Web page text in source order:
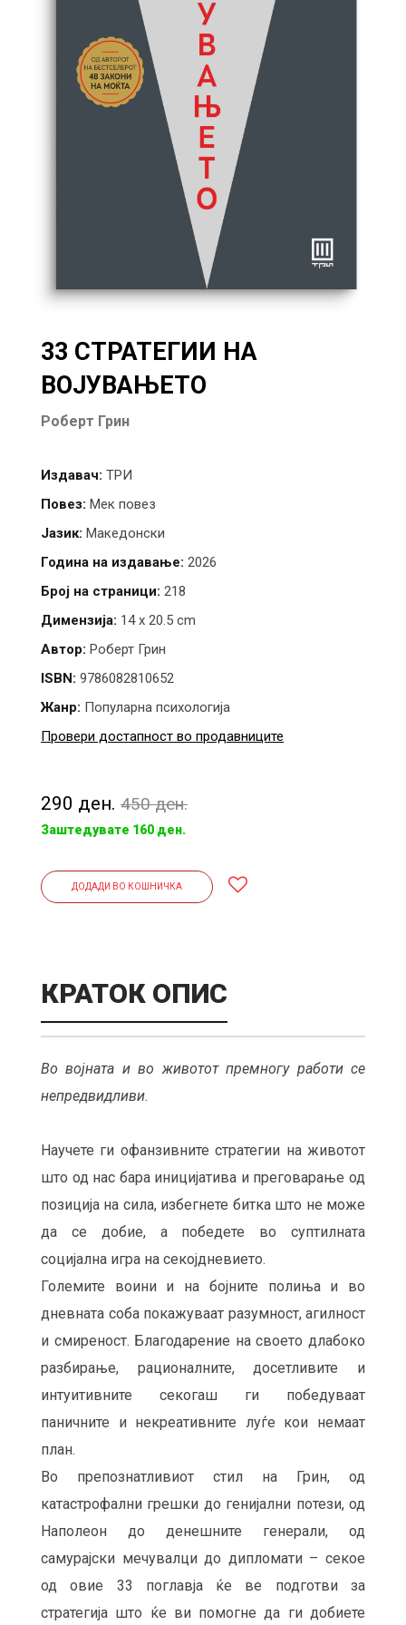
33 СТРАТЕГИИ НА
ВОЈУВАЊЕТО
Роберт Грин
Издавач: ТРИ
Повез: Мек повез
Јазик: Македонски
Година на издавање: 2026
Број на страници: 218
Димензија: 14 x 20.5 cm
Автор: Роберт Грин
ISBN: 9786082810652
Жанр: Популарна психологија
Провери достапност во продавниците
290 ден. 450 ден.
Заштедувате 160 ден.
ДОДАДИ ВО КОШНИЧКА
КРАТОК ОПИС
Во војната и во животот премногу работи се
непредвидливи.
Научете ги офанзивните стратегии на животот
што од нас бара иницијатива и преговарање од
позиција на сила, избегнете битка што не може
да се добие, а победете во суптилната
социјална игра на секојдневието.
Големите воини и на бојните полиња и во
дневната соба покажуваат разумност, агилност
и смиреност. Благодарение на своето длабоко
разбирање, рационалните, досетливите и
интуитивните секогаш ги победуваат
паничните и некреативните луѓе кои немаат
план.
Во препознатливиот стил на Грин, од
катастрофални грешки до генијални потези, од
Наполеон до денешните генерали, од
самурајски мечувалци до дипломати – секое
од овие 33 поглавја ќе ве подготви за
стратегија што ќе ви помогне да ги добиете